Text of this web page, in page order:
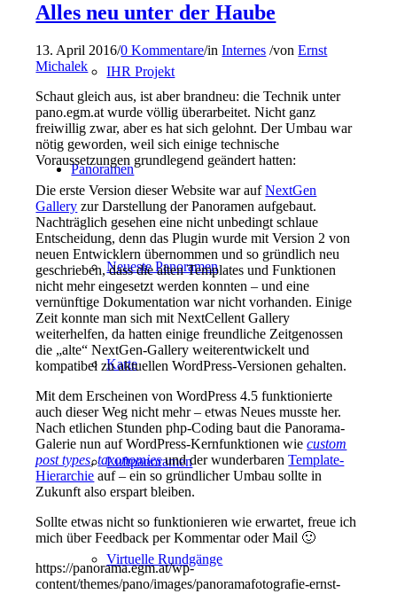
IHR Projekt
Panoramen
Neueste Panoramen
Karte
Luftpanoramen
Virtuelle Rundgänge
Alles neu unter der Haube
13. April 2016/0 Kommentare/inInternes /vonErnst
Michalek
Schaut gleich aus, ist aber brandneu: die Technik unter
pano.egm.at wurde völlig überarbeitet. Nicht ganz
freiwillig zwar, aber es hat sich gelohnt. Der Umbau war
nötig geworden, weil sich einige technische
Voraussetzungen grundlegend geändert hatten:
Die erste Version dieser Website war aufNextGen
Gallery zur Darstellung der Panoramen aufgebaut.
Nachträglich gesehen eine nicht unbedingt schlaue
Entscheidung, denn das Plugin wurde mit Version 2 von
neuen Entwicklern übernommen und so gründlich neu
geschrieben, dass die alten Templates und Funktionen
nicht mehr eingesetzt werden konnten – und eine
vernünftige Dokumentation war nicht vorhanden. Einige
Zeit konnte man sich mit NextCellent Gallery
weiterhelfen, da hatten einige freundliche Zeitgenossen
die „alte“ NextGen-Gallery weiterentwickelt und
kompatibel zu aktuellen WordPress-Versionen gehalten.
Mit dem Erscheinen von WordPress 4.5 funktionierte
auch dieser Weg nicht mehr – etwas Neues musste her.
Nach etlichen Stunden php-Coding baut die Panorama-
Galerie nun auf WordPress-Kernfunktionen wiecustom
post types, taxonomiesund der wunderbarenTemplate-
Hierarchie auf – ein so gründlicher Umbau sollte in
Zukunft also erspart bleiben.
Sollte etwas nicht so funktionieren wie erwartet, freue ich
mich über Feedback per Kommentar oder Mail 🙂
https://panorama.egm.at/wp-
content/themes/pano/images/panoramafotografie-ernst-